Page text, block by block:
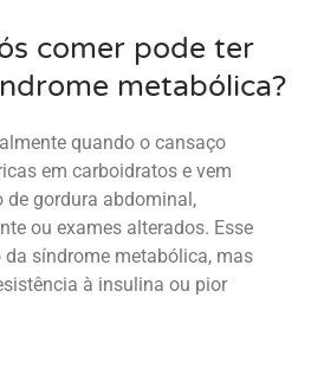
comer pode ter
metabólica?
quando o cansaço
em carboidratos e vem
de gordura abdominal,
ou exames alterados. Esse
síndrome metabólica, mas
à insulina ou pior